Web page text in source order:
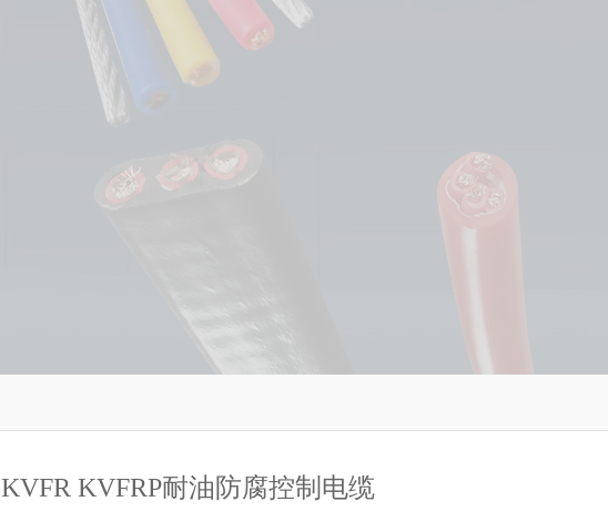
KVFR KVFRP耐油防腐控制电缆